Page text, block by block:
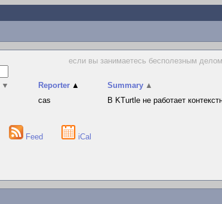
если вы занимаетесь бесполезным
▼ Reporter ▲ Summary ▲
cas В KTurtle не работает
Feed iCal